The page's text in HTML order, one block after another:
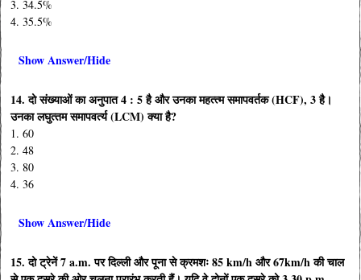
3. 34.5%
4. 35.5%
Show Answer/Hide
14. दो संख्याओं का अनुपात 4 : 5 है और उनका महत्‍त्‍म समापवर्तक (HCF), 3 है।
उनका लघुत्‍तम समापवर्त्‍य (LCM) क्या है?
1. 60
2. 48
3. 80
4. 36
Show Answer/Hide
15. दो ट्रेनें 7 a.m. पर दिल्ली और पूना से क्रमशः 85 km/h और 67km/h की चाल